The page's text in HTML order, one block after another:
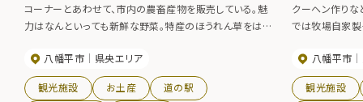
コーナーとあわせて、市内の農畜産物を販売している。魅
力はなんといっても新鮮な野菜。特産のほうれん草をはじ
堂の食材は八幡平市で生産された野菜、肉、卵などを主に
使用している。ほうれん草カレーやほうれん草ソフトクリー
ムが人気です。
八幡平市 県央エリア
観光施設 お土産
道の駅
クーヘン作りな
では牧場自家製
八幡平市
観光施設